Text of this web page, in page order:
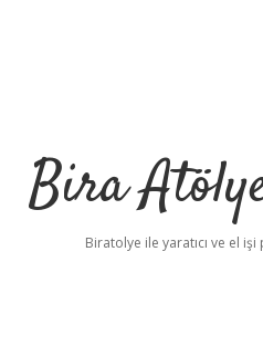
Bira
Biratolye ile yaratıcı ve el